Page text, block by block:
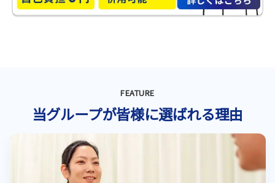
FEATURE
当グループが皆様に選ばれる理由